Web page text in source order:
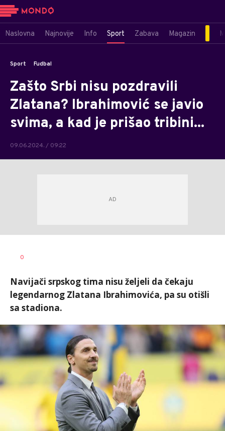
Naslovna Najnovije Info Sport Zabava Magazin
Sport Fudbal
Zašto Srbi nisu pozdravili
Zlatana? Ibrahimović se javio
svima, a kad je prišao tribini...
09.06.2024. / 09:22
0
Navijači srpskog tima nisu željeli da čekaju
legendarnog Zlatana Ibrahimovića, pa su otišli
sa stadiona.